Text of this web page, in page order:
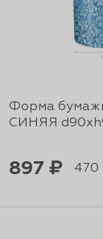
Форма
СИНЯЯ
897 ₽ 470